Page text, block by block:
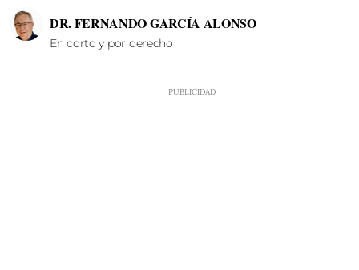
DR. FERNANDO GARCÍA ALONSO
En corto y por derecho